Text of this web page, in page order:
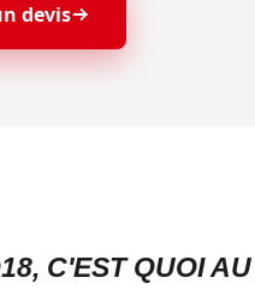
devis
C'EST QUOI